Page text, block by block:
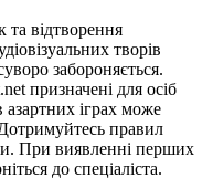
та відтворення
творів
забороняється.
призначені для осіб
іграх може
правил
При виявленні перших
до спеціаліста.